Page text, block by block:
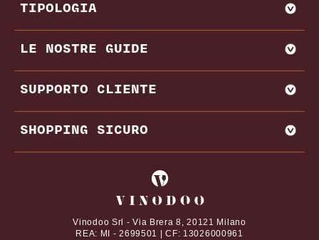
VADEMECUM VINODOO
ENOWEB
VENDI CON NOI
TIPOLOGIA
AGLIANICO
AMARONE
BAROLO
BRUNELLO DI MONTALCINO
CHIANTI
LE NOSTRE GUIDE
MIGLIORI PRODUTTORI E CANTINE ITALIA
MIGLIORI PRODUTTORI E CANTINE FRANCIA
REGIONI VINICOLE
VITIGNI
DAL NOSTRO MAGAZINE
SUPPORTO CLIENTE
CONTATTI
DOMANDE FREQUENTI
TERMINI E CONDIZIONI
SHOPPING SICURO
I tuoi pagamenti online con
Vinodoo Srl - Via Brera 8, 20121 Milano
REA: MI - 2699501 | CF: 13026000961